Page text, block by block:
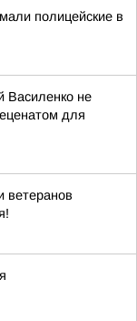
полицейские в
Василенко не
для
ветеранов